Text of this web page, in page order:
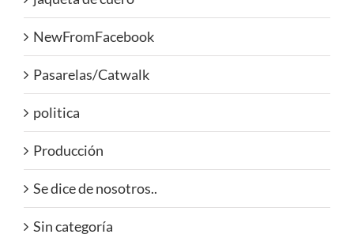
NewFromFacebook
Pasarelas/Catwalk
politica
Producción
Se dice de nosotros..
Sin categoría